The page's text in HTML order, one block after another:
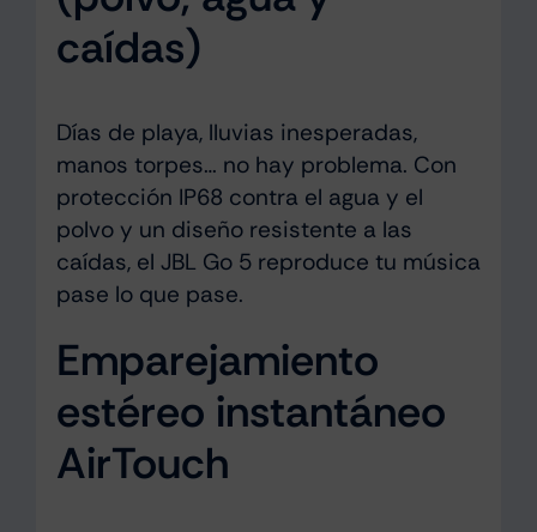
caídas)
Días de playa, lluvias inesperadas,
manos torpes… no hay problema. Con
protección IP68 contra el agua y el
polvo y un diseño resistente a las
caídas, el JBL Go 5 reproduce tu música
pase lo que pase.
Emparejamiento
estéreo instantáneo
AirTouch